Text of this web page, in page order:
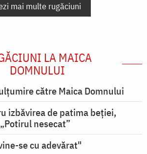
mai multe rugăciuni
LA MAICA
DOMNULUI
către Maica Domnului
izbăvirea de patima beției,
nesecat”
se cu adevărat"